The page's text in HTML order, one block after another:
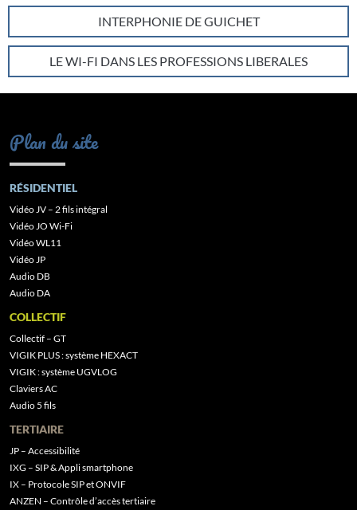
INTERPHONIE DE GUICHET
LE WI-FI DANS LES PROFESSIONS LIBERALES
Plan du site
RÉSIDENTIEL
Vidéo JV – 2 fils intégral
Vidéo JO Wi-Fi
Vidéo WL11
Vidéo JP
Audio DB
Audio DA
COLLECTIF
Collectif – GT
VIGIK PLUS : système HEXACT
VIGIK : système UGVLOG
Claviers AC
Audio 5 fils
TERTIAIRE
JP – Accessibilité
IXG – SIP & Appli smartphone
IX – Protocole SIP et ONVIF
ANZEN – Contrôle d’accès tertiaire